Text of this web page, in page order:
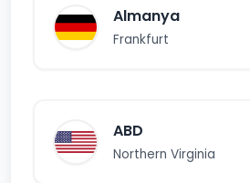
Almanya
Frankfurt
ABD
Northern Virginia